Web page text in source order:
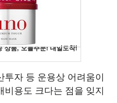
자 등 운용상 어려움이
용도 크다는 점을 잊지